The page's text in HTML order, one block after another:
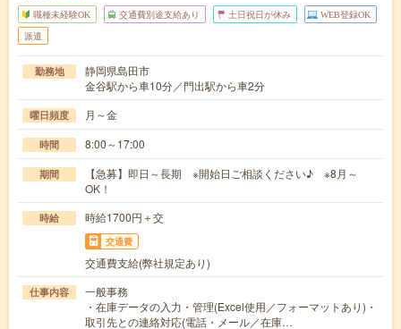
職種未経験OK 交通費別途支給あり 土日祝日が休み WEB登録OK
派遣
勤務地
静岡県島田市
金谷駅から車10分／門出駅から車2分
曜日頻度 月～金
時間 8:00～17:00
期間
【急募】即日～長期 ※開始日ご相談ください♪ ※8月～
OK！
時給 時給1700円＋交
交通費
交通費支給(弊社規定あり)
仕事内容
一般事務
・在庫データの入力・管理(Excel使用／フォーマットあり)・
取引先との連絡対応(電話・メール／在庫…